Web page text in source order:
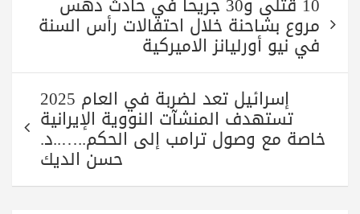
المقالات
مروع بشاحنة خلال احتفالات رأس السنة
في نيو أورليانز الاميركية
إسرائيل تعد لضربة في العام 2025
تستهدف المنشآت النووية الإيرانية
خاصة مع وصول ترامب إلى الحكم..…..د.
حسن الديك